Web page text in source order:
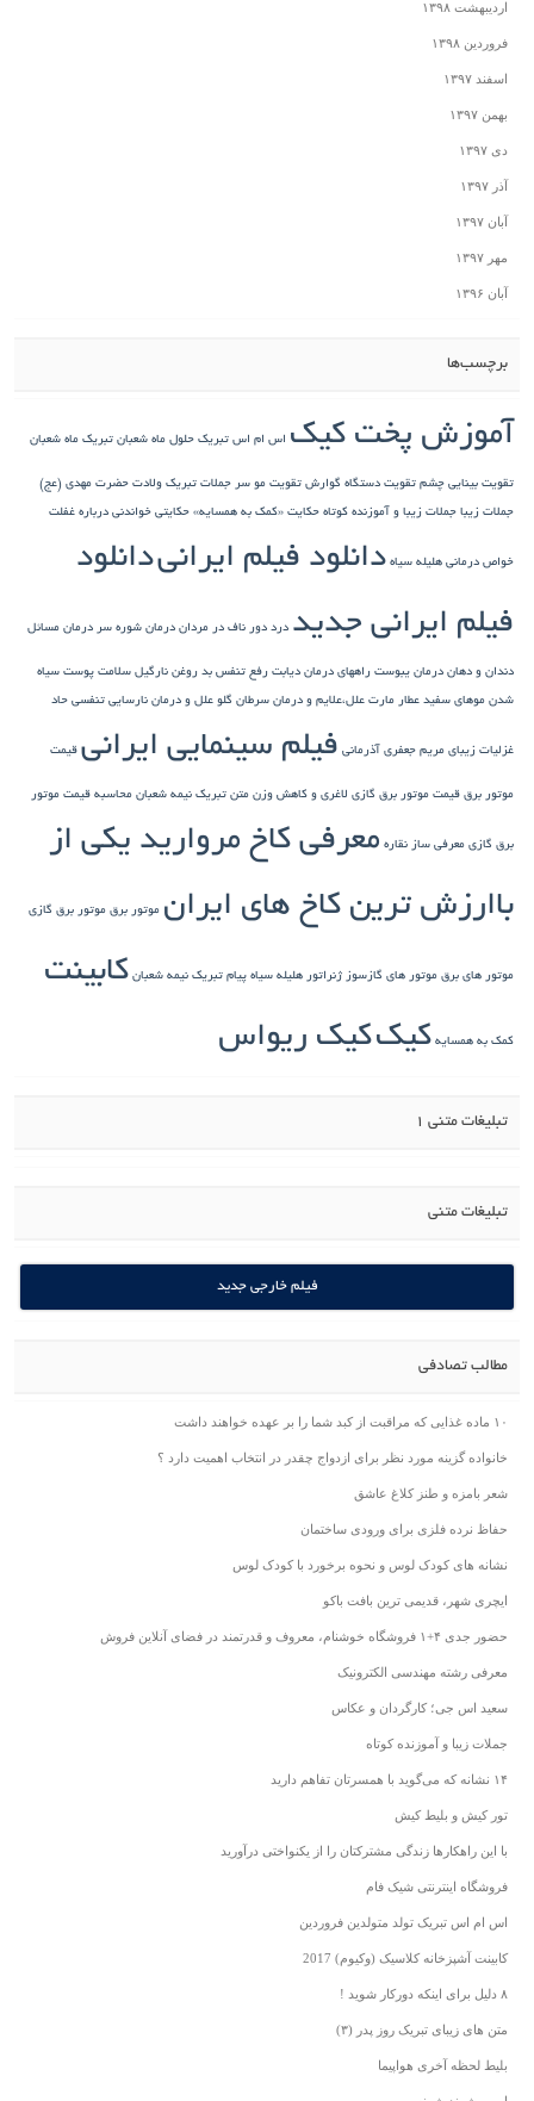
اردیبهشت ۱۳۹۸
فروردین ۱۳۹۸
اسفند ۱۳۹۷
بهمن ۱۳۹۷
دی ۱۳۹۷
آذر ۱۳۹۷
آبان ۱۳۹۷
مهر ۱۳۹۷
آبان ۱۳۹۶
برچسب‌ها
آموزش پخت کیک اس ام اس تبریک حلول ماه شعبان تبریک ماه شعبان
تقویت بینایی چشم تقویت دستگاه گوارش تقویت مو سر جملات تبریک ولادت حضرت مهدی (عج)
جملات زیبا جملات زیبا و آموزنده کوتاه حکایت «کمک به همسایه» حکایتی خواندنی درباره غفلت
خواص درمانی هلیله سیاه دانلود فیلم ایرانیدانلود
فیلم ایرانی جدید درد دور ناف در مردان درمان شوره سر درمان مسائل
دندان و دهان درمان یبوست راههای درمان دیابت رفع تنفس بد روغن نارگیل سلامت پوست سیاه
شدن موهای سفید عطار مارت علل،علایم و درمان سرطان گلو علل و درمان نارسایی تنفسی حاد
غزلیات زیبای مریم جعفری آذرمانی فیلم سینمایی ایرانی قیمت
موتور برق قیمت موتور برق گازی لاغری و کاهش وزن متن تبریک نیمه شعبان محاسبه قیمت موتور
برق گازی معرفی ساز نقاره معرفی کاخ مروارید یکی از
باارزش ترین کاخ های ایران موتور برق موتور برق گازی
موتور های برق موتور های گازسوز ژنراتور هلیله سیاه پیام تبریک نیمه شعبان کابینت
کمک به همسایه کیککیک ریواس
تبلیغات متنی 1
تبلیغات متنی
فیلم خارجی جدید
مطالب تصادفی
۱۰ ماده غذایی که مراقبت از کبد شما را بر عهده خواهند داشت
خانواده گزینه مورد نظر برای ازدواج چقدر در انتخاب اهمیت دارد ؟
شعر بامزه و طنز کلاغ عاشق
حفاظ نرده فلزی برای ورودی ساختمان
نشانه های کودک لوس و نحوه برخورد با کودک لوس
ایچری شهر، قدیمی ترین بافت باکو
حضور جدی ۴+۱ فروشگاه خوشنام، معروف و قدرتمند در فضای آنلاین فروش
معرفی رشته مهندسی الکترونیک
سعید اس جی؛ کارگردان و عکاس
جملات زیبا و آموزنده کوتاه
۱۴ نشانه که می‌گوید با همسرتان تفاهم دارید
تور کیش و بلیط کیش
با این راهکارها زندگی مشترکتان را از یکنواختی درآورید
فروشگاه اینترنتی شیک فام
اس ام اس تبریک تولد متولدین فروردین
کابینت آشپزخانه کلاسیک (وکیوم) 2017
۸ دلیل برای اینکه دورکار شوید !
متن های زیبای تبریک روز پدر (۳)
بلیط لحظه آخری هواپیما